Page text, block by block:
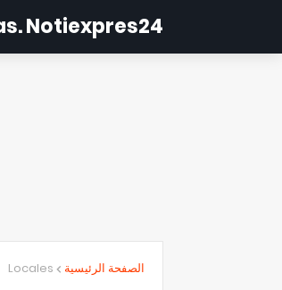
Notiexpres24
الصفحة الرئيسية Locales